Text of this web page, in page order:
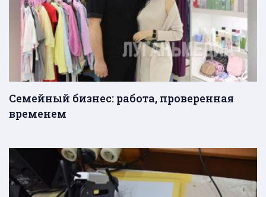
Семейный бизнес: работа, проверенная
временем